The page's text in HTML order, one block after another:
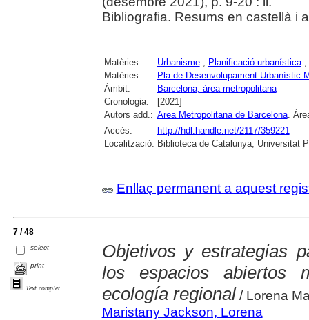
Bibliografia. Resums en castellà i
Matèries: Urbanisme; Planificació urbanística;
Matèries:
Pla de Desenvolupament Urbanístic
Àmbit:
Barcelona, àrea metropolitana
Cronologia:
[2021]
Autors add.: Area Metropolitana de Barcelona.
Accés:
http://hdl.handle.net/2117/359221
Localització: Biblioteca de Catalunya; Universitat
Enllaç permanent a aquest
7 / 48
select
print
Text complet
Objetivos y estrategias
los espacios abiertos
ecología regional/ Lorena
Maristany Jackson, Lorena